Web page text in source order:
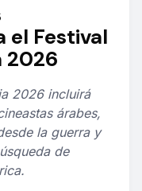
el Festival
2026
2026 incluirá
árabes,
la guerra y
de